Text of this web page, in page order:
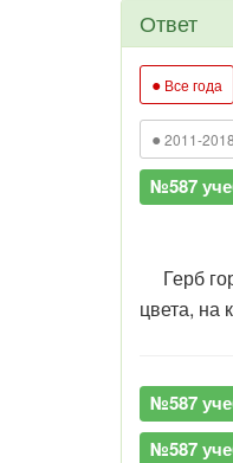
Ответ
● Все года
● 2011-2018
№587
Герб
цвета, на
№587
№587